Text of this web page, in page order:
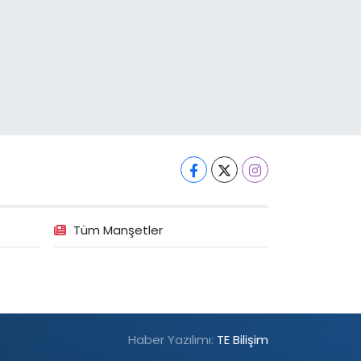
Tüm Manşetler
Haber Yazılımı: TE Bilişim